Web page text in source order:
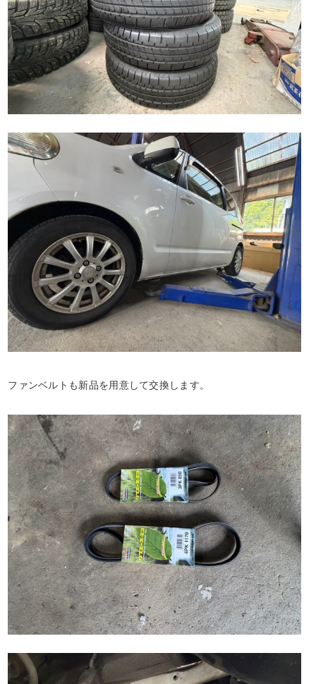
ファンベルトも新品を用意して交換します。